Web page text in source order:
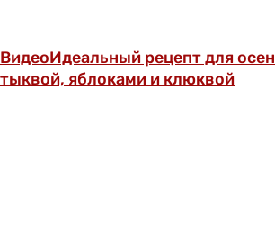
ВидеоИдеальный рецепт для
тыквой, яблоками и клюквой